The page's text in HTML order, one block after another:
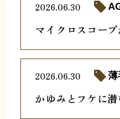
マイクロスコー
2026.06.30
かゆみとフケに
2026.06.30 薄